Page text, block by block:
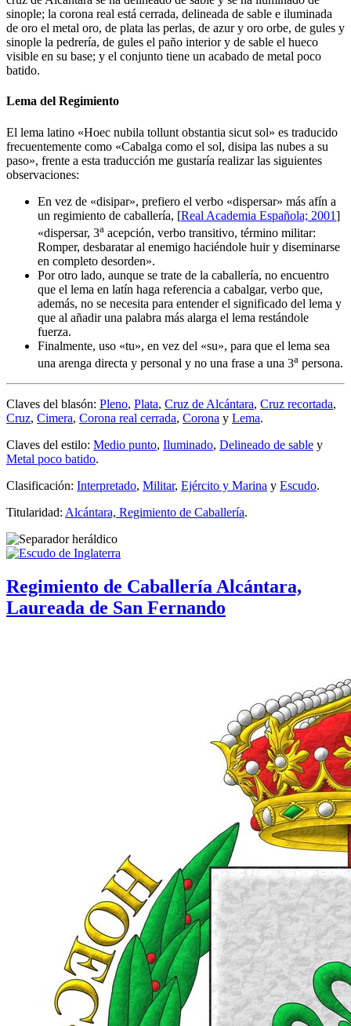
sinople; la corona real está cerrada, delineada de sable e iluminada
de oro el metal oro, de plata las perlas, de azur y oro orbe, de gules y
sinople la pedrería, de gules el paño interior y de sable el hueco
visible en su base; y el conjunto tiene un acabado de metal poco
batido.
Lema del Regimiento
El lema latino «Hoec nubila tollunt obstantia sicut sol» es traducido
frecuentemente como «Cabalga como el sol, disipa las nubes a su
paso», frente a esta traducción me gustaría realizar las siguientes
observaciones:
En vez de «disipar», prefiero el verbo «dispersar» más afín a
un regimiento de caballería, [Real Academia Española; 2001]
«dispersar, 3a acepción, verbo transitivo, término militar:
Romper, desbaratar al enemigo haciéndole huir y diseminarse
en completo desorden».
Por otro lado, aunque se trate de la caballería, no encuentro
que el lema en latín haga referencia a cabalgar, verbo que,
además, no se necesita para entender el significado del lema y
que al añadir una palabra más alarga el lema restándole
fuerza.
Finalmente, uso «tu», en vez del «su», para que el lema sea
una arenga directa y personal y no una frase a una 3a persona.
Claves del blasón: Pleno, Plata, Cruz de Alcántara, Cruz recortada,
Cruz, Cimera, Corona real cerrada, Corona y Lema.
Claves del estilo: Medio punto, Iluminado, Delineado de sable y
Metal poco batido.
Clasificación: Interpretado, Militar, Ejército y Marina y Escudo.
Titularidad: Alcántara, Regimiento de Caballería.
Regimiento de Caballería Alcántara,
Laureada de San Fernando